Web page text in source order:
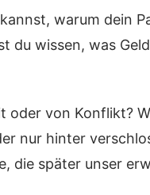
warum dein
du wissen, was
oder von Konflikt?
nur hinter
die später unser